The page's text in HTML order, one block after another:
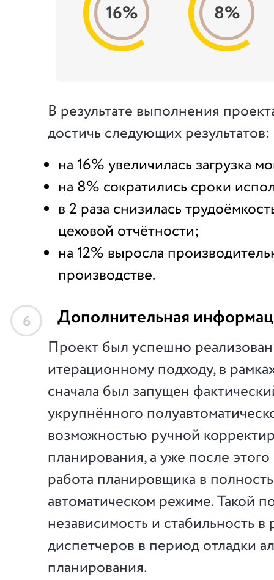
16% 8%
В результате выполнения
достичь следующих результатов:
на 16% увеличилась загрузка
на 8% сократились сроки
в 2 раза снизилась
цеховой отчётности;
на 12% выросла
производстве.
6 Дополнительная
Проект был успешно реализован
итерационному подходу, в
сначала был запущен
укрупнённого
возможностью ручной
планирования, а уже после этого
работа планировщика в
автоматическом режиме. Такой
независимость и стабильность
диспетчеров в период отладки
планирования.